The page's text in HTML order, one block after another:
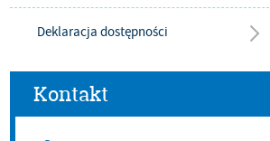
Deklaracja dostępności
Kontakt